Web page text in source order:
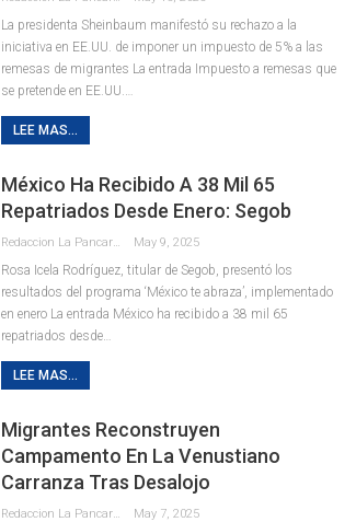
La presidenta Sheinbaum manifestó su rechazo a la
iniciativa en EE.UU. de imponer un impuesto de 5% a las
remesas de migrantes La entrada Impuesto a remesas que
se pretende en EE.UU.…
LEE MAS...
México Ha Recibido A 38 Mil 65
Repatriados Desde Enero: Segob
May 9, 2025
Rosa Icela Rodríguez, titular de Segob, presentó los
resultados del programa ‘México te abraza’, implementado
en enero La entrada México ha recibido a 38 mil 65
repatriados desde…
LEE MAS...
Migrantes Reconstruyen
Campamento En La Venustiano
Carranza Tras Desalojo
May 7, 2025